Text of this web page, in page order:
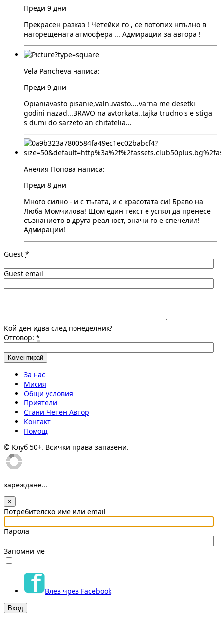
Преди 9 дни
Прекрасен разказ ! Четейки го , се потопих нпълно в
нагорещената атмосфера ... Адмирации за автора !
Vela Pancheva написа:
Преди 9 дни
Opianiavasto pisanie,valnuvasto....varna me desetki
godini nazad...BRAVO na avtorkata..tajka trudno s e stiga
s dumi do sarzeto an chitatelia...
Анелия Попова написа:
Преди 8 дни
Много силно - и с тъгата, и с красотата си! Браво на
Люба Момчилова! Щом един текст е успял да пренесе
съзнанието в друга реалност, значи го е спечелил!
Адмирации!
Guest *
Guest email
Кой ден идва след понеделник?
Отговор: *
За нас
Мисия
Общи условия
Приятели
Стани Четен Автор
Контакт
Помощ
© Клуб 50+. Всички права запазени.
зареждане...
×
Потребителско име или email
Парола
Запомни ме
Влез чрез Facebook